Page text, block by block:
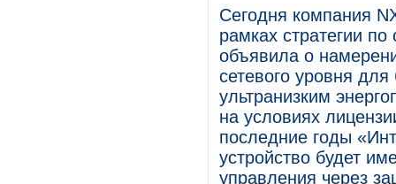
Сегодня компания
рамках стратегии
объявила о
сетевого уровня
ультранизким
на условиях
последние годы
устройство будет
управления через